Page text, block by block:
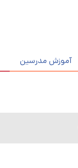
آموزش مدرسین